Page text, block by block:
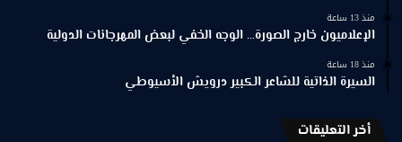
منذ 13 ساعة
الإعلاميون خارج الصورة… الوجه الخفي لبعض المهرجانات الدولية
منذ 18 ساعة
السيرة الذاتية للشاعر الكبير درويش الأسيوطي
أخر التعليقات